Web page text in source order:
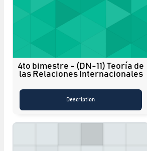
4to bimestre - (DN-11) Teoría de
las Relaciones Internacionales
Description